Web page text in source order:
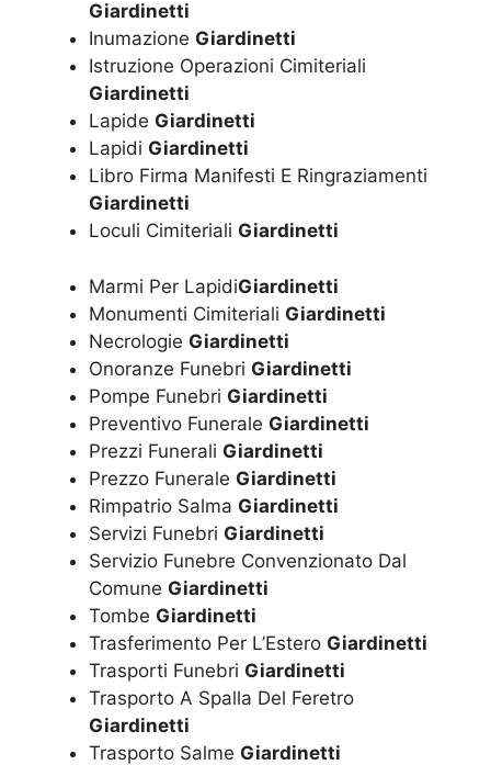
Giardinetti
Inumazione Giardinetti
Istruzione Operazioni Cimiteriali
Giardinetti
Lapide Giardinetti
Lapidi Giardinetti
Libro Firma Manifesti E Ringraziamenti
Giardinetti
Loculi Cimiteriali Giardinetti
Marmi Per LapidiGiardinetti
Monumenti Cimiteriali Giardinetti
Necrologie Giardinetti
Onoranze Funebri Giardinetti
Pompe Funebri Giardinetti
Preventivo Funerale Giardinetti
Prezzi Funerali Giardinetti
Prezzo Funerale Giardinetti
Rimpatrio Salma Giardinetti
Servizi Funebri Giardinetti
Servizio Funebre Convenzionato Dal
Comune Giardinetti
Tombe Giardinetti
Trasferimento Per L’Estero Giardinetti
Trasporti Funebri Giardinetti
Trasporto A Spalla Del Feretro
Giardinetti
Trasporto Salme Giardinetti